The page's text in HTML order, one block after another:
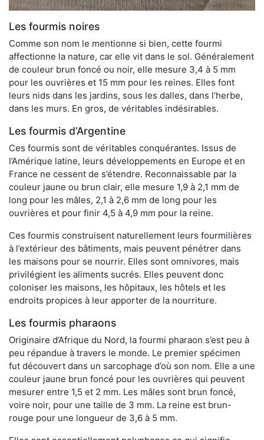
Les fourmis noires
Comme son nom le mentionne si bien, cette fourmi
affectionne la nature, car elle vit dans le sol. Généralement
de couleur brun foncé ou noir, elle mesure 3,4 à 5 mm
pour les ouvrières et 15 mm pour les reines. Elles font
leurs nids dans les jardins, sous les dalles, dans l’herbe,
dans les murs. En gros, de véritables indésirables.
Les fourmis d’Argentine
Ces fourmis sont de véritables conquérantes. Issus de
l’Amérique latine, leurs développements en Europe et en
France ne cessent de s’étendre. Reconnaissable par la
couleur jaune ou brun clair, elle mesure 1,9 à 2,1 mm de
long pour les mâles, 2,1 à 2,6 mm de long pour les
ouvrières et pour finir 4,5 à 4,9 mm pour la reine.
Ces fourmis construisent naturellement leurs fourmilières
à l’extérieur des bâtiments, mais peuvent pénétrer dans
les maisons pour se nourrir. Elles sont omnivores, mais
privilégient les aliments sucrés. Elles peuvent donc
coloniser les maisons, les hôpitaux, les hôtels et les
endroits propices à leur apporter de la nourriture.
Les fourmis pharaons
Originaire d’Afrique du Nord, la fourmi pharaon s’est peu à
peu répandue à travers le monde. Le premier spécimen
fut découvert dans un sarcophage d’où son nom. Elle a une
couleur jaune brun foncé pour les ouvrières qui peuvent
mesurer entre 1,5 et 2 mm. Les mâles sont brun foncé,
voire noir, pour une taille de 3 mm. La reine est brun-
rouge pour une longueur de 3,6 à 5 mm.